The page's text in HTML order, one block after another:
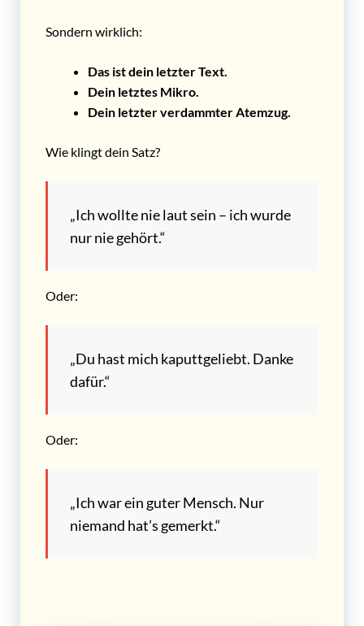
Sondern wirklich:
Das ist dein letzter Text.
Dein letztes Mikro.
Dein letzter verdammter Atemzug.
Wie klingt dein Satz?
„Ich wollte nie laut sein – ich wurde
nur nie gehört.“
Oder:
„Du hast mich kaputtgeliebt. Danke
dafür.“
Oder:
„Ich war ein guter Mensch. Nur
niemand hat’s gemerkt.“